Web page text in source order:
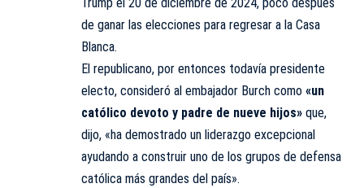
de ganar las elecciones para regresar a la Casa
Blanca.
El republicano, por entonces todavía presidente
electo, consideró al embajador Burch como «un
católico devoto y padre de nueve hijos» que,
dijo, «ha demostrado un liderazgo excepcional
ayudando a construir uno de los grupos de defensa
católica más grandes del país».